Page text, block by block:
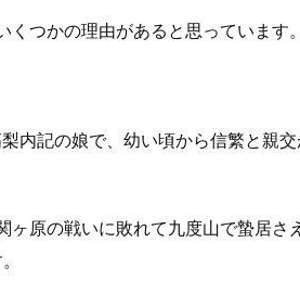
くつかの理由があると思っています
内記の娘で、幼い頃から信繁と親
ヶ原の戦いに敗れて九度山で蟄居さ